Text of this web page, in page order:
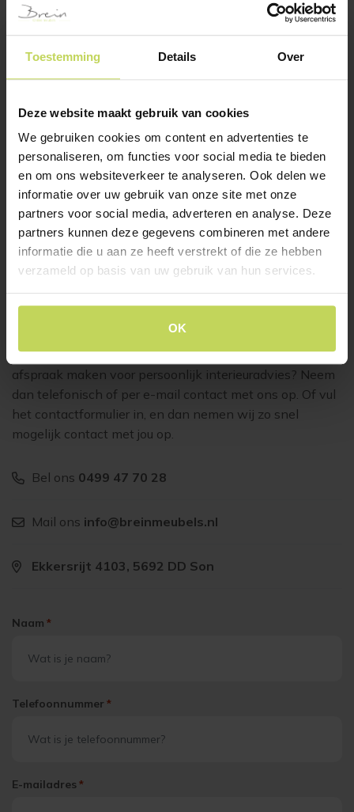
Toestemming Details Over
Deze website maakt gebruik van cookies
We gebruiken cookies om content en advertenties te
personaliseren, om functies voor social media te bieden
en om ons websiteverkeer te analyseren. Ook delen we
informatie over uw gebruik van onze site met onze
partners voor social media, adverteren en analyse. Deze
partners kunnen deze gegevens combineren met andere
informatie die u aan ze heeft verstrekt of die ze hebben
verzameld op basis van uw gebruik van hun services.
OK
Xooon eetkamertafel
220x105cm wit
XOOON
€ 1.199,-
Xooon eetkamertafel
MASURA ellips
180x100cm eiken
XOOON
€ 1.099,-
Heb je vragen over ons aanbod of wil je graag een
afspraak maken voor persoonlijk interieuradvies? Neem
dan telefonisch of per e-mail contact met ons op. Of vul
het contactformulier in, en dan nemen wij zo snel
mogelijk contact met jou op.
Bel ons 0499 47 70 28
Mail ons info@breinmeubels.nl
Ekkersrijt 4103, 5692 DD Son
Naam *
Telefoonnummer *
E-mailadres *